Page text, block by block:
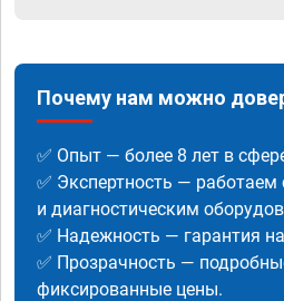
Почему нам можно
✅ Опыт — более 8 лет в
✅ Экспертность —
и диагностическим
✅ Надежность — гарантия
✅ Прозрачность —
фиксированные цены.